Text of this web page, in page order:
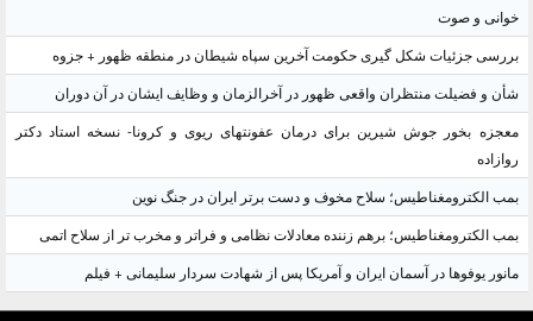
خوانی و صوت
بررسی جزئیات شکل گیری حکومت آخرین سپاه شیطان در منطقه ظهور + جزوه
شأن و فضیلت منتظران واقعی ظهور در آخرالزمان و وظایف ایشان در آن دوران
معجزه بخور جوش شیرین برای درمان عفونتهای ریوی و کرونا- نسخه استاد دکتر
روازاده
بمب الکترومغناطیس؛ سلاح مخوف و دست برتر ایران در جنگ نوین
بمب الکترومغناطیس؛ برهم زننده معادلات نظامی و فراتر و مخرب تر از سلاح اتمی
مانور یوفوها در آسمان ایران و آمریکا پس از شهادت سردار سلیمانی + فیلم